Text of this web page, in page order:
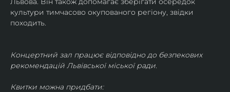
культури тимчасово окупованого регіону, звідки
походить.
Концертний зал працює відповідно до безпекових
рекомендацій Львівської міської ради.
Квитки можна придбати: